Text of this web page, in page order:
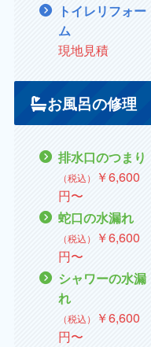
トイレリフォー
ム
現地見積
お風呂の修理
排水口のつまり
（税込） ￥6,600
円〜
蛇口の水漏れ
（税込） ￥6,600
円〜
シャワーの水漏
れ
（税込） ￥6,600
円〜